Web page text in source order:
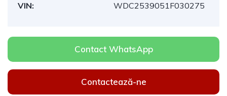
VIN:
WDC2539051F030275
Contact WhatsApp
Contactează-ne